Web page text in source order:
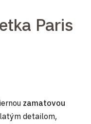
Paris
zamatovou
detailom,